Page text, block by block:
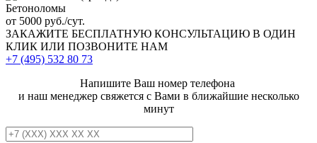
Бетоноломы
от 5000 руб./сут.
ЗАКАЖИТЕ БЕСПЛАТНУЮ КОНСУЛЬТАЦИЮ В ОДИН
КЛИК ИЛИ ПОЗВОНИТЕ НАМ
+7 (495) 532 80 73
Напишите Ваш номер телефона
и наш менеджер свяжется с Вами в ближайшие несколько
минут